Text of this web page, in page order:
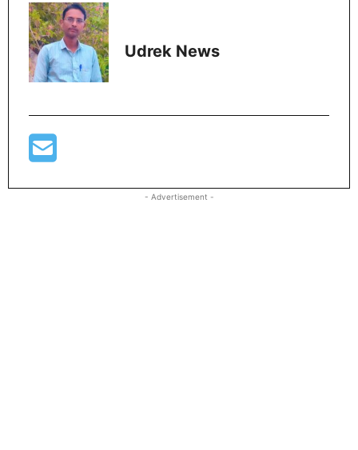
Udrek News
- Advertisement -